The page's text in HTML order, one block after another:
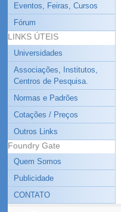
Eventos, Feiras, Cursos
Fórum
LINKS ÚTEIS
Universidades
Associações, Institutos,
Centros de Pesquisa.
Normas e Padrões
Cotações / Preços
Outros Links
Foundry Gate
Quem Somos
Publicidade
CONTATO